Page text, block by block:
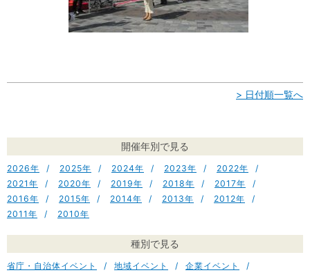
> 日付順一覧へ
開催年別で見る
2026 2025 2024 2023
2022
2021
2020 2019 2018
2017
2016
2015 2014 2013
2012
2011
2010
種別で見る
省庁・自治体イベント 地域イベント
企業イベント